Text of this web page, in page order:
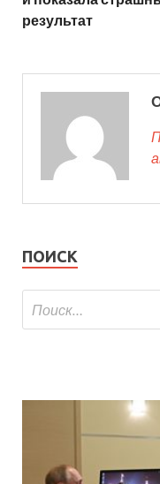
результат
ПОИСК